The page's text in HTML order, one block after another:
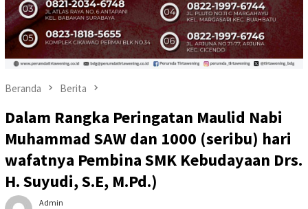
Beranda Berita
Dalam Rangka Peringatan Maulid Nabi
Muhammad SAW dan 1000 (seribu) hari
wafatnya Pembina SMK Kebudayaan Drs.
H. Suyudi, S.E, M.Pd.)
Admin